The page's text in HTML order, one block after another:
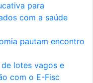
para
com a saúde
pautam encontro
lotes vagos e
com o E-Fisc